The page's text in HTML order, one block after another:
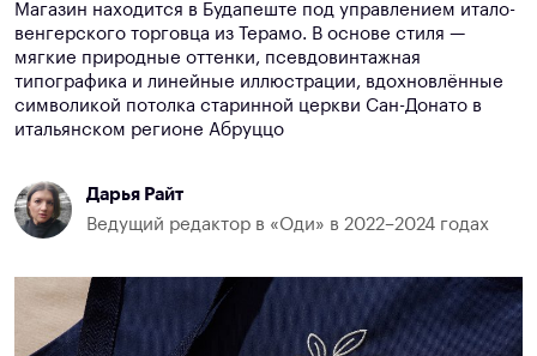
Магазин находится в Будапеште под управлением итало-
венгерского торговца из Терамо. В основе стиля —
мягкие природные оттенки, псевдовинтажная
типографика и линейные иллюстрации, вдохновлённые
символикой потолка старинной церкви Сан-Донато в
итальянском регионе Абруццо
Дарья Райт
Ведущий редактор в «Оди» в 2022–2024 годах